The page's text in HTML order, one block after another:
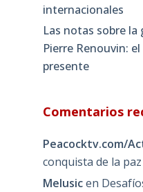
internacionales
Las notas sobre la
Pierre Renouvin:
presente
Comentarios
Peacocktv.com/
conquista de la paz
Melusicen